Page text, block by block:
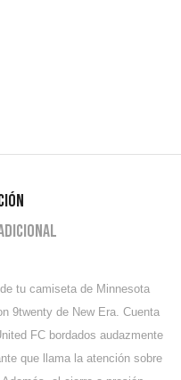
tu camiseta de Minnesota
9twenty de New Era. Cuenta
FC bordados audazmente
que llama la atención sobre